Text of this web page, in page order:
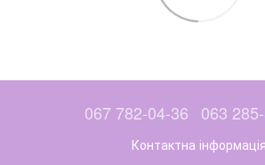
067 782-04-36 063
Контактна інформація